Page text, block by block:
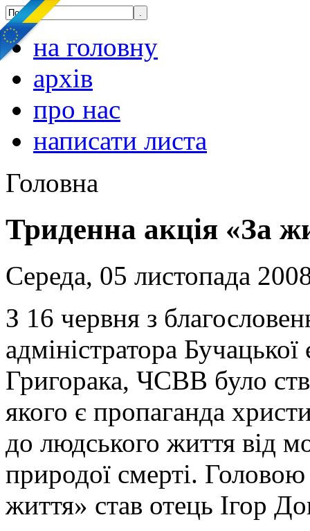
на головну
архів
про нас
написати листа
Головна
Триденна акція «За
Середа, 05 листопада
З 16 червня з
адміністратора
Григорака, ЧСВВ було
якого є пропаганда
до людського життя від
природої смерті.
життя» став отець Ігор